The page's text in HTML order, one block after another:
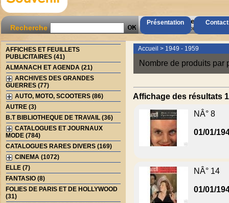
Présentation
Recherche
AccÃ¨s Client
Mot de passe oubliÃ© ?
AFFICHES ET FEUILLETS
PUBLICITAIRES (41)
ALMANACH ET AGENDA (21)
ARCHIVES DES GRANDES
GUERRES (77)
AUTO, MOTO, SCOOTERS (86)
AUTRE (3)
B.T BIBLIOTHEQUE DE TRAVAIL (36)
CATALOGUES ET JOURNAUX
MODE (784)
CATALOGUES RARES DIVERS (169)
CINEMA (1072)
ELLE (7)
FANTASIO (8)
FOLIES DE PARIS ET DE HOLLYWOOD
(31)
Accueil > 1949 - 1959
Nombre de produits par
Affichage des résultats
NÂ° 8
01/01/
NÂ° 14
01/01/